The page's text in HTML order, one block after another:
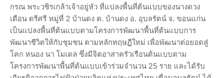
กรณ พระวชิรเกล้าเจ้าอยู่หัว ที่แปลงพื้นที่ต้นแบบของนางดวง
เดือน ตรีศรี หมู่ที่ 2 บ้านดง ต. บ้านดง อ. อุบลรัตน์ จ. ขอนแก่น
เป็นแปลงพื้นที่ต้นแบบตามโครงการพัฒนาพื้นที่ต้นแบบการ
พัฒนาชีวิตให้กับชุมชน ตามหลักทฤษฏีใหม่ เพื่อพัฒนาต่อยอดสู่
โคก หนอง นา โมเดล ซึ่งมีจิตอาสาครัวเรือนต้นแบบตาม
โครงการพัฒนาพื้นที่ต้นแบบเข้าร่วมจำนวน 25 ราย และได้รับ